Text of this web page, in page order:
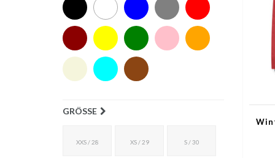
GRÖSSE
XXS / 28 XS / 29 S / 30